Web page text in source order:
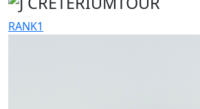
RANK1